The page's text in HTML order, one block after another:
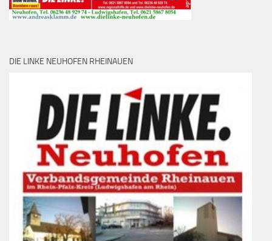
DIE LINKE NEUHOFEN RHEINAUEN